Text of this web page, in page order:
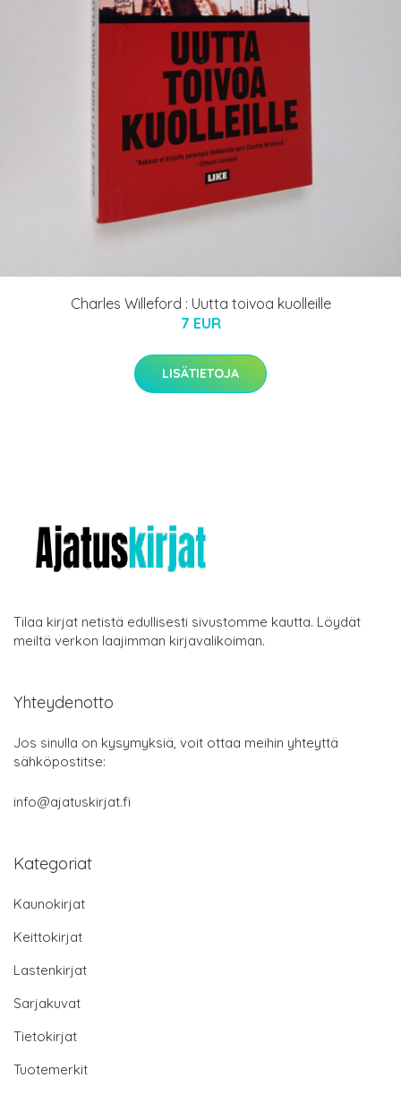
Charles Willeford : Uutta toivoa kuolleille
7 EUR
LISÄTIETOJA
Tilaa kirjat netistä edullisesti sivustomme kautta. Löydät
meiltä verkon laajimman kirjavalikoiman.
Yhteydenotto
Jos sinulla on kysymyksiä, voit ottaa meihin yhteyttä
sähköpostitse:
info@ajatuskirjat.fi
Kategoriat
Kaunokirjat
Keittokirjat
Lastenkirjat
Sarjakuvat
Tietokirjat
Tuotemerkit